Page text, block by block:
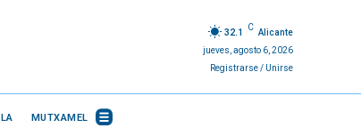
32.1
C
Alicante
jueves, agosto 6, 2026
Registrarse / Unirse
MUTXAMEL